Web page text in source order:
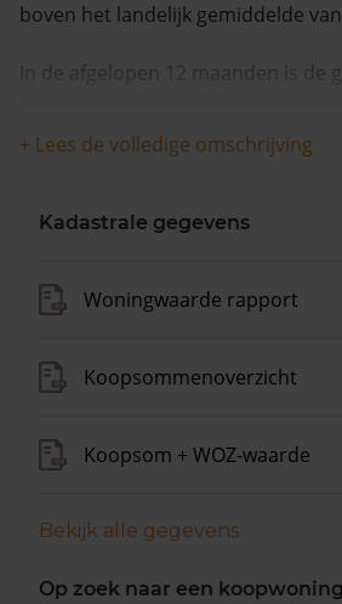
boven het landelijk gemiddelde
In de afgelopen 12 maanden is de
+ Lees de volledige omschrijving
Kadastrale gegevens
Woningwaarde rapport
Koopsommenoverzicht
Koopsom + WOZ-waarde
Bekijk alle gegevens
Op zoek naar een